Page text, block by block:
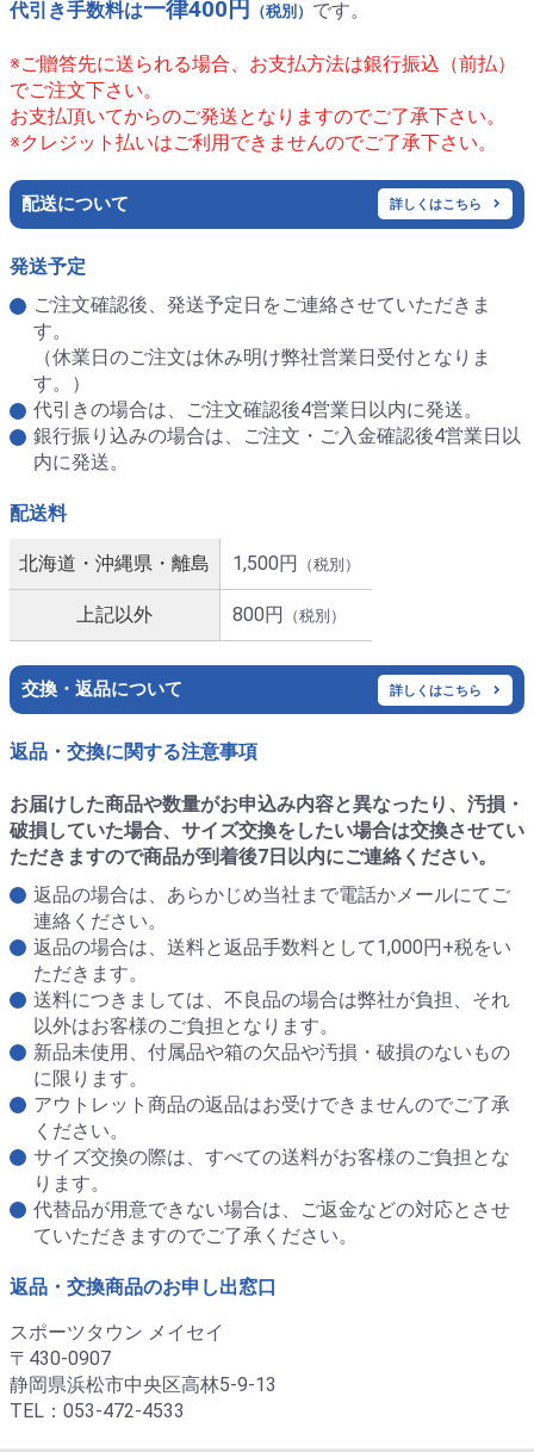
代引き手数料は一律400円 （税別） です。
※ご贈答先に送られる場合、お支払方法は銀行振込（前払）
でご注文下さい。
お支払頂いてからのご発送となりますのでご了承下さい。
※クレジット払いはご利用できませんのでご了承下さい。
配送について 詳しくはこちら
発送予定
ご注文確認後、発送予定日をご連絡させていただきま
す。
（休業日のご注文は休み明け弊社営業日受付となりま
す。）
代引きの場合は、ご注文確認後4営業日以内に発送。
銀行振り込みの場合は、ご注文・ご入金確認後4営業日以
内に発送。
配送料
北海道・沖縄県・離島 1,500円 （税別）
上記以外 800円 （税別）
交換・返品について 詳しくはこちら
返品・交換に関する注意事項
お届けした商品や数量がお申込み内容と異なったり、汚損・
破損していた場合、サイズ交換をしたい場合は交換させてい
ただきますので商品が到着後7日以内にご連絡ください。
返品の場合は、あらかじめ当社まで電話かメールにてご
連絡ください。
返品の場合は、送料と返品手数料として1,000円+税をい
ただきます。
送料につきましては、不良品の場合は弊社が負担、それ
以外はお客様のご負担となります。
新品未使用、付属品や箱の欠品や汚損・破損のないもの
に限ります。
アウトレット商品の返品はお受けできませんのでご了承
ください。
サイズ交換の際は、すべての送料がお客様のご負担とな
ります。
代替品が用意できない場合は、ご返金などの対応とさせ
ていただきますのでご了承ください。
返品・交換商品のお申し出窓口
スポーツタウン メイセイ
〒430-0907
静岡県浜松市中央区高林5-9-13
TEL：053-472-4533